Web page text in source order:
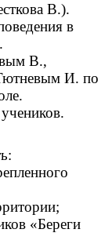
В.).
в
В.,
И. по
«Береги